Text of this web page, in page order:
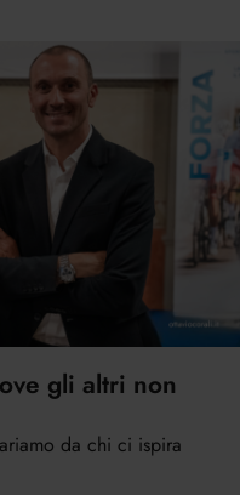
gli altri non
da chi ci ispira